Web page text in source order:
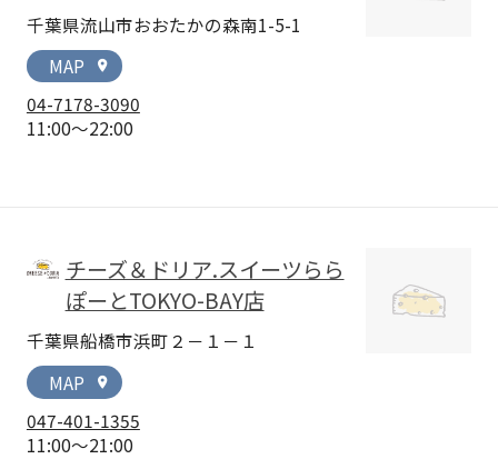
千葉県流山市おおたかの森南1-5-1
MAP
location_on
04-7178-3090
11:00～22:00
チーズ＆ドリア.スイーツらら
ぽーとTOKYO-BAY店
千葉県船橋市浜町２－１－１
MAP
location_on
047-401-1355
11:00～21:00